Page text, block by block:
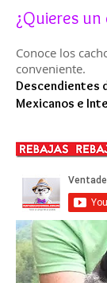
¿Quieres un
Conoce los
conveniente.
Descendientes
Mexicanos e